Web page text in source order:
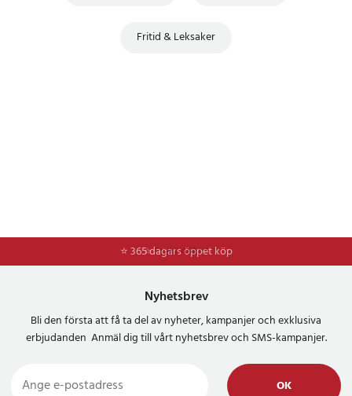
Fritid & Leksaker
⭐ 365 dagars öppet köp
⭐Frakt 49kr *
Nyhetsbrev
Bli den första att få ta del av nyheter, kampanjer och exklusiva
erbjudanden Anmäl dig till vårt nyhetsbrev och SMS-kampanjer.
OK